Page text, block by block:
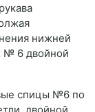
нижней
№ 6 двойной
спицы №6 по
двойной